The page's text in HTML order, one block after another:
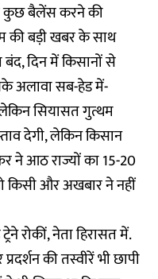
कुछ बैलेंस करने की
की बड़ी खबर के साथ
बंद, दिन में किसानों से
अलावा सब-हेड में-
सियासत गुत्थम
देगी, लेकिन किसान
ने आठ राज्यों का 15-20
किसी और अखबार ने नहीं
रोकीं, नेता हिरासत में.
की तस्वीरें भी छापी